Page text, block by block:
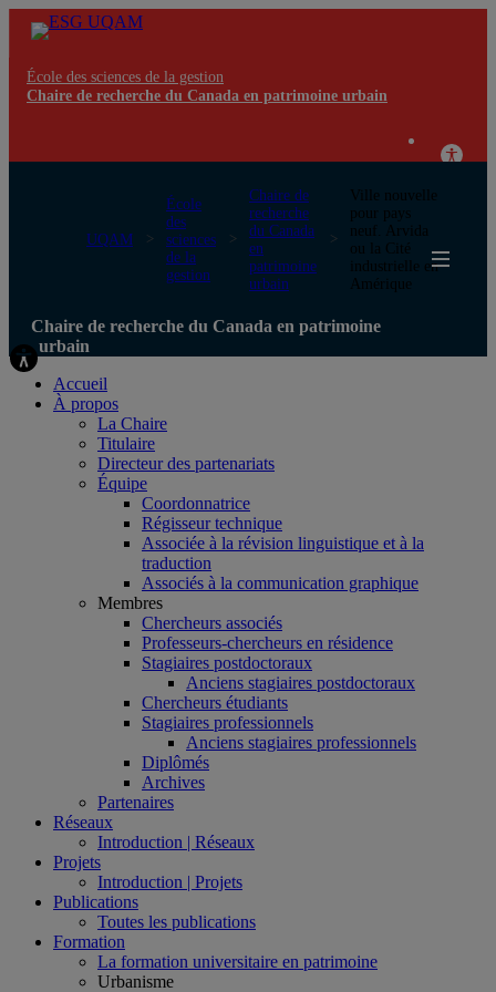
École des sciences de la gestion
Chaire de recherche du Canada en patrimoine urbain
UQAM
École
des
sciences
de la
gestion
Chaire de
recherche
du Canada
en
patrimoine
urbain
Ville nouvelle
pour pays
neuf. Arvida
ou la Cité
industrielle en
Amérique
Chaire de recherche du Canada en patrimoine
urbain
Accueil
À propos
La Chaire
Titulaire
Directeur des partenariats
Équipe
Coordonnatrice
Régisseur technique
Associée à la révision linguistique et à la
traduction
Associés à la communication graphique
Membres
Chercheurs associés
Professeurs-chercheurs en résidence
Stagiaires postdoctoraux
Anciens stagiaires postdoctoraux
Chercheurs étudiants
Stagiaires professionnels
Anciens stagiaires professionnels
Diplômés
Archives
Partenaires
Réseaux
Introduction | Réseaux
Projets
Introduction | Projets
Publications
Toutes les publications
Formation
La formation universitaire en patrimoine
Urbanisme